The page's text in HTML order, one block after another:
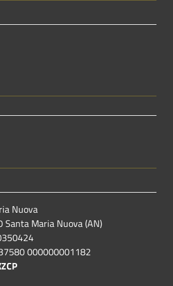
Nuova
Santa Maria Nuova (AN)
000000001182